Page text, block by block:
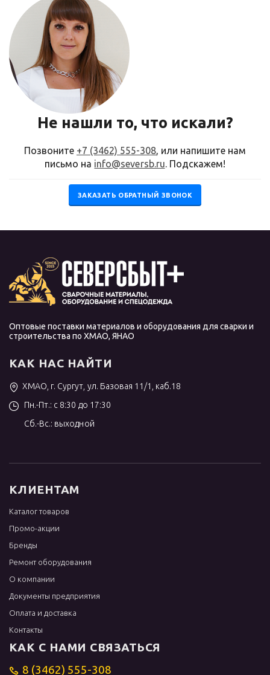
Не нашли то, что искали?
Позвоните +7 (3462) 555-308, или напишите нам
письмо на info@seversb.ru. Подскажем!
ЗАКАЗАТЬ ОБРАТНЫЙ ЗВОНОК
Оптовые поставки материалов и оборудования для сварки и
строительства по ХМАО, ЯНАО
КАК НАС НАЙТИ
ХМАО, г. Сургут, ул. Базовая 11/1, каб.18
Пн.-Пт.: с 8:30 до 17:30
Сб.-Вс.: выходной
КЛИЕНТАМ
Каталог товаров
Промо-акции
Бренды
Ремонт оборудования
О компании
Документы предприятия
Оплата и доставка
Контакты
КАК С НАМИ СВЯЗАТЬСЯ
8 (3462) 555-308